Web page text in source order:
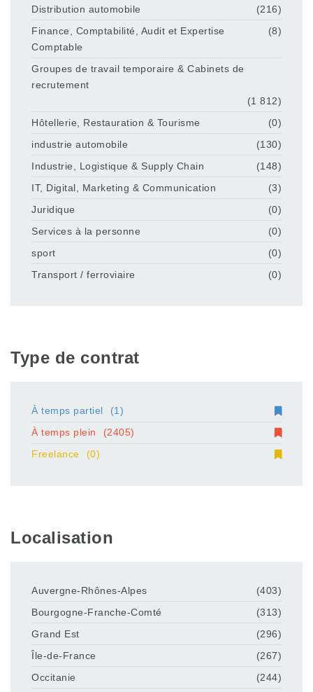
Distribution automobile
(216)
Finance, Comptabilité, Audit et Expertise
Comptable
(8)
Groupes de travail temporaire & Cabinets de
recrutement
(1 812)
Hôtellerie, Restauration & Tourisme
(0)
industrie automobile
(130)
Industrie, Logistique & Supply Chain
(148)
IT, Digital, Marketing & Communication
(3)
Juridique
(0)
Services à la personne
(0)
sport
(0)
Transport / ferroviaire
(0)
Type de contrat
À temps partiel
(1)
À temps plein
(2405)
Freelance
(0)
Localisation
Auvergne-Rhônes-Alpes
(403)
Bourgogne-Franche-Comté
(313)
Grand Est
(296)
Île-de-France
(267)
Occitanie
(244)